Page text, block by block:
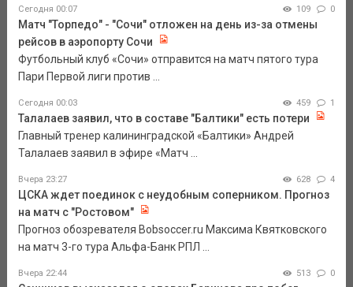
Сегодня 00:07 109 0
Матч "Торпедо" - "Сочи" отложен на день из-за отмены
рейсов в аэропорту Сочи
Футбольный клуб «Сочи» отправится на матч пятого тура
Пари Первой лиги против ...
Сегодня 00:03 459 1
Талалаев заявил, что в составе "Балтики" есть потери
Главный тренер калининградской «Балтики» Андрей
Талалаев заявил в эфире «Матч ...
Вчера 23:27 628 4
ЦСКА ждет поединок с неудобным соперником. Прогноз
на матч с "Ростовом"
Прогноз обозревателя Bobsoccer.ru Максима Квятковского
на матч 3-го тура Альфа-Банк РПЛ ...
Вчера 22:44 513 0